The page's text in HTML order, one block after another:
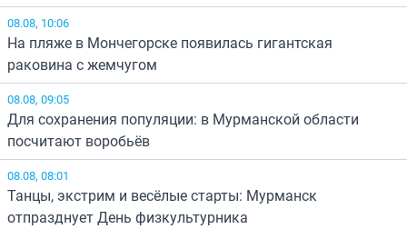
08.08, 10:06
На пляже в Мончегорске появилась гигантская
раковина с жемчугом
08.08, 09:05
Для сохранения популяции: в Мурманской области
посчитают воробьёв
08.08, 08:01
Танцы, экстрим и весёлые старты: Мурманск
отпразднует День физкультурника